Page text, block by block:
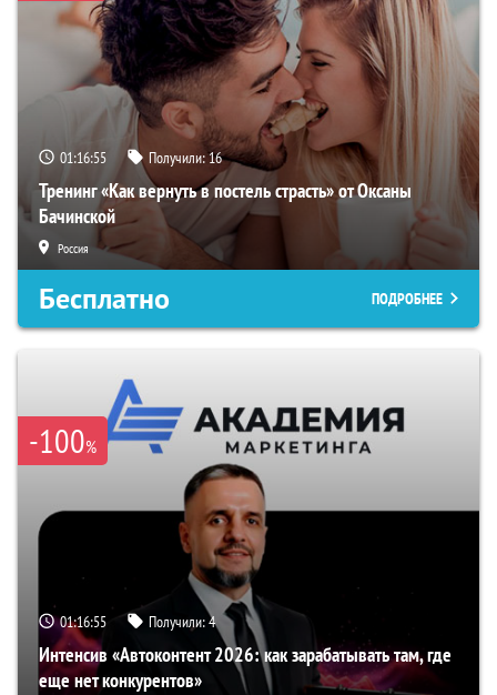
01:16:54 Получили:16
Тренинг «Как вернуть в постель страсть» от Оксаны
Бачинской
Россия
Бесплатно ПОДРОБНЕЕ
-100%
01:16:54 Получили:4
Интенсив «Автоконтент 2026: как зарабатывать там, где
еще нет конкурентов»